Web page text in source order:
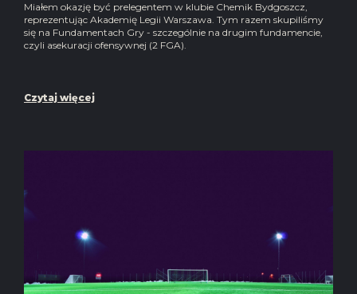
Miałem okazję być prelegentem w klubie Chemik Bydgoszcz,
reprezentując Akademię Legii Warszawa. Tym razem skupiliśmy
się na Fundamentach Gry - szczególnie na drugim fundamencie,
czyli asekuracji ofensywnej (2 FGA).
Czytaj więcej